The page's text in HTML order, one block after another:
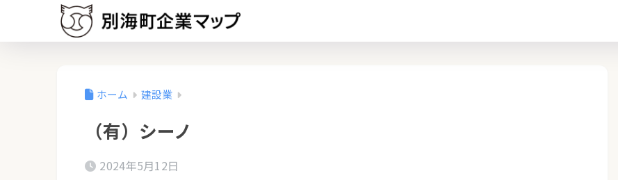
ホーム 建設業
（有）シーノ
2024年5月12日